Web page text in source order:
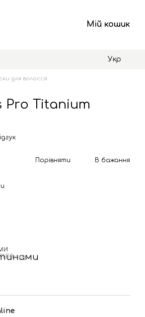
Мій кошик
Укр
для волосся
Pro Titanium
Порівняти В бажання
грн